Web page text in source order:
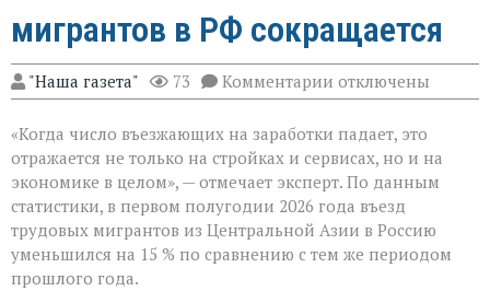
мигрантов в РФ сокращается
"Наша газета" 73 Комментарии к
записи
труда
чувствует
перемену»:
поток
трудовых
мигрантов
в
РФ
отключены
«Когда число въезжающих на заработки падает, это
отражается не только на стройках и сервисах, но и на
экономике в целом», — отмечает эксперт. По данным
статистики, в первом полугодии 2026 года въезд
трудовых мигрантов из Центральной Азии в Россию
уменьшился на 15 % по сравнению с тем же периодом
прошлого года.